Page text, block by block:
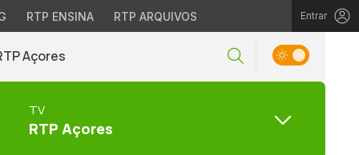
RTP ENSINA RTP ARQUIVOS Entrar
Açores
TV
RTP Açores